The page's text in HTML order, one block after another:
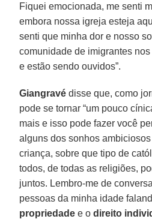
Fiquei emocionada, me senti
embora nossa igreja esteja
senti que minha dor e nosso
comunidade de imigrantes
e estão sendo ouvidos”.
Giangravé disse que, como
pode se tornar “um pouco
mais e isso pode fazer você
alguns dos sonhos
criança, sobre que tipo de
todos, de todas as religiões,
juntos. Lembro-me de
pessoas da minha idade
propriedade e odireito